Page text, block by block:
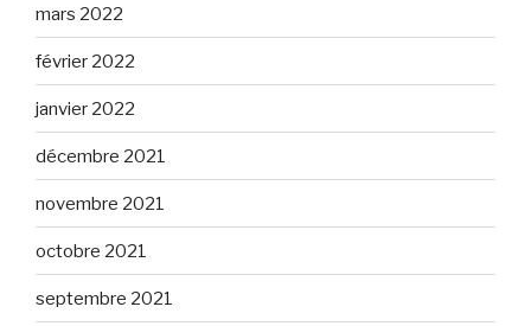
mars 2022
février 2022
janvier 2022
décembre 2021
novembre 2021
octobre 2021
septembre 2021